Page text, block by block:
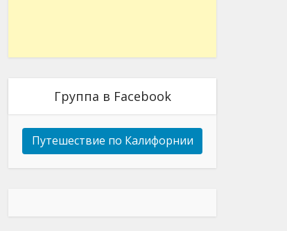
Группа в Facebook
Путешествие по Калифорнии